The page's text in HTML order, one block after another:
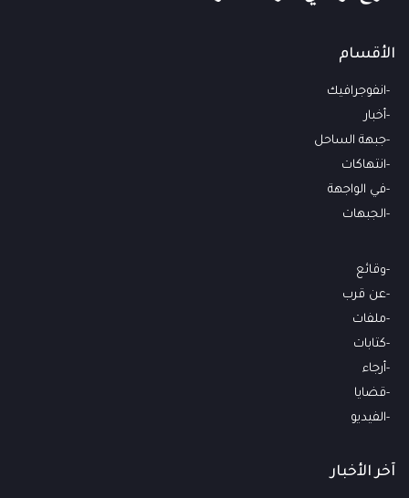
الأقسام
انفوجرافيك
أخبار
جبهة الساحل
انتهاكات
في الواجهة
الجبهات
وقائع
عن قرب
ملفات
كتابات
أرجاء
قضايا
الفيديو
آخر الأخبار